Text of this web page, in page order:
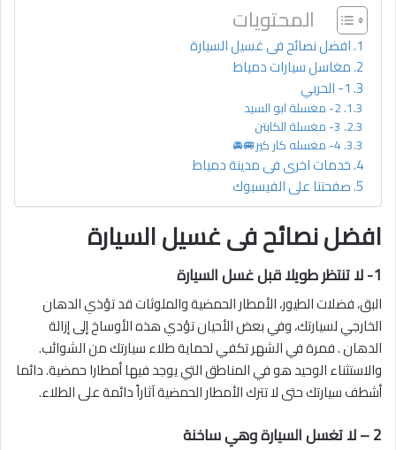
المحتويات
افضل نصائح فى غسيل السيارة
مغاسل سيارات دمياط
1- الحربي
2- مغسلة ابو السيد
3- مغسلة الكابتن
4- مغسله كار كير🚐🚘
خدمات اخرى فى مدينة دمياط
صفحتنا على الفيسبوك
افضل نصائح فى غسيل السيارة
1- لا تنتظر طويلا قبل غسل السيارة
البق، فضلات الطيور، الأمطار الحمضية والملوثات قد تؤذي الدهان
الخارجي لسيارتك، وفي بعض الأحيان تؤدي هذه الأوساخ إلى إزالة
الدهان . فمرة في الشهر تكفي لحماية طلاء سيارتك من الشوائب.
والاستثناء الوحيد هو في المناطق التي يوجد فيها أمطارا حمضية. دائما
أشطف سيارتك حتى لا تترك الأمطار الحمضية آثاراً دائمة على الطلاء.
2 – لا تغسل السيارة وهي ساخنة